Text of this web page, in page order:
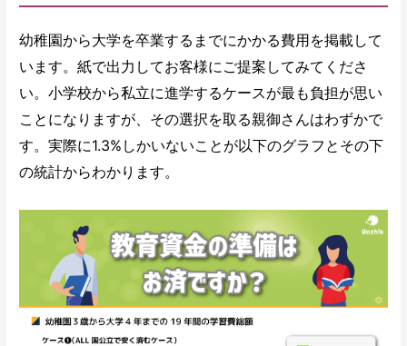
幼稚園から大学を卒業するまでにかかる費用を掲載して
います。紙で出力してお客様にご提案してみてくださ
い。小学校から私立に進学するケースが最も負担が思い
ことになりますが、その選択を取る親御さんはわずかで
す。実際に1.3%しかいないことが以下のグラフとその下
の統計からわかります。